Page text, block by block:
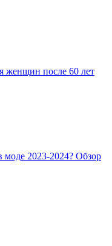
женщин после 60 лет
моде 2023-2024? Обзор